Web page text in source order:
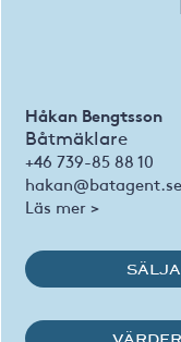
Håkan Bengtsson
Båtmäklare
+46 739-85 88 10
hakan@batagent.se
Läs mer >